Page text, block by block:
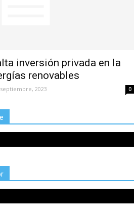
inversión privada en la
renovables
2023 0